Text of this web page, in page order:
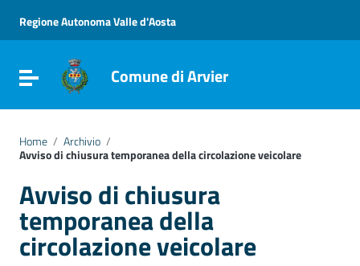
Vai al menu di navigazione
Vai al footer
Regione Autonoma Valle d'Aosta
Attiva / disattiva la navigazione
Comune di Arvier
Home / Archivio /
Avviso di chiusura temporanea della circolazione veicolare
Avviso di chiusura
temporanea della
circolazione veicolare